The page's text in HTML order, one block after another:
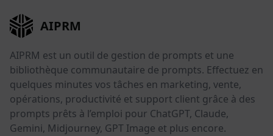
AIPRM
AIPRM est un outil de gestion de prompts et une
bibliothèque communautaire de prompts. Effectuez en
quelques minutes vos tâches en marketing, vente,
opérations, productivité et support client grâce à des
prompts prêts à l’emploi pour ChatGPT, Claude,
Gemini, Midjourney, GPT Image et plus encore.